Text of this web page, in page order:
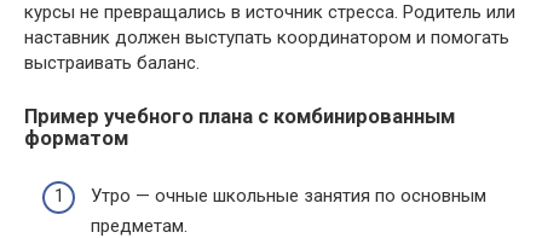
курсы не превращались в источник стресса. Родитель или
наставник должен выступать координатором и помогать
выстраивать баланс.
Пример учебного плана с комбинированным
форматом
Утро — очные школьные занятия по основным
предметам.